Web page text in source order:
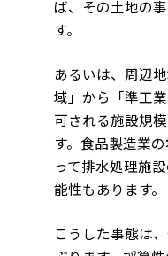
ば、その土地の
す。
あるいは、周辺
域」から「準工
可される施設規
す。食品製造業
って排水処理施
能性もあります。
こうした事態は